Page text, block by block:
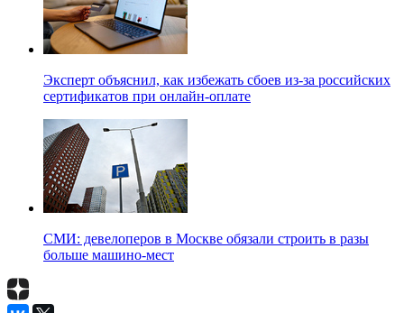
Эксперт объяснил, как избежать сбоев из-за российских
сертификатов при онлайн-оплате
СМИ: девелоперов в Москве обязали строить в разы
больше машино-мест